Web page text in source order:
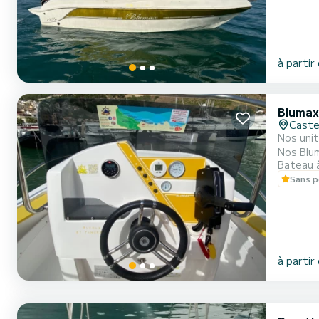
à partir
Nos
Nos
préférés de nos clients. •Le bateau
Bateau
Sans
à partir